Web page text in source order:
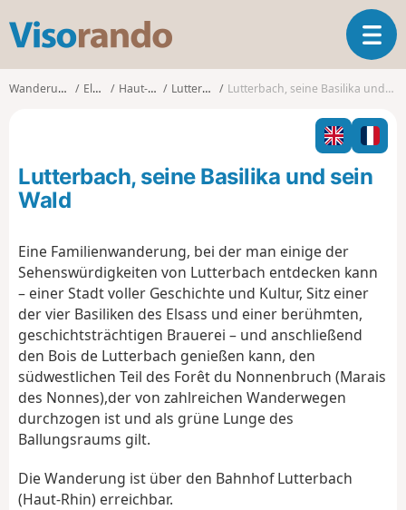
s
o
o
T
o
l
n
a
t
Wanderungen Elsass Haut-Rhin Lutterbach Lutterbach, seine Basilika und sein Wald
Lutterbach, seine Basilika und sein
Wald
Eine Familienwanderung, bei der man einige der
Sehenswürdigkeiten von Lutterbach entdecken kann
– einer Stadt voller Geschichte und Kultur, Sitz einer
der vier Basiliken des Elsass und einer berühmten,
geschichtsträchtigen Brauerei – und anschließend
den Bois de Lutterbach genießen kann, den
südwestlichen Teil des Forêt du Nonnenbruch (Marais
des Nonnes),dervon zahlreichen Wanderwegen
durchzogen ist und als grüne Lunge des
Ballungsraums gilt.
Die Wanderung ist über den Bahnhof Lutterbach
(Haut-Rhin) erreichbar.